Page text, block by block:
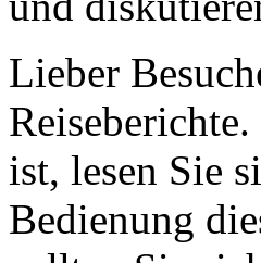
Lieber
ist, lesen Sie
Bedienung